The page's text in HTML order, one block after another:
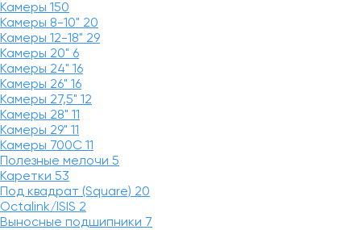
Камеры 150
Камеры 8-10" 20
Камеры 12-18" 29
Камеры 20" 6
Камеры 24" 16
Камеры 26" 16
Камеры 27,5" 12
Камеры 28" 11
Камеры 29" 11
Камеры 700C 11
Полезные мелочи 5
Каретки 53
Под квадрат (Square) 20
Octalink/ISIS 2
Выносные подшипники 7